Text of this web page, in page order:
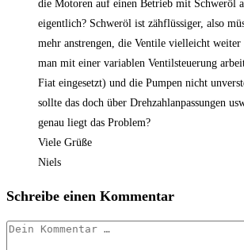
die Motoren auf einen Betrieb mit Schweröl
eigentlich? Schweröl ist zähflüssiger, also
mehr anstrengen, die Ventile vielleicht
man mit einer variablen Ventilsteuerung
Fiat eingesetzt) und die Pumpen nicht
sollte das doch über Drehzahlanpassungen
genau liegt das Problem?
Viele Grüße
Niels
Schreibe einen Kommentar
Kommentar